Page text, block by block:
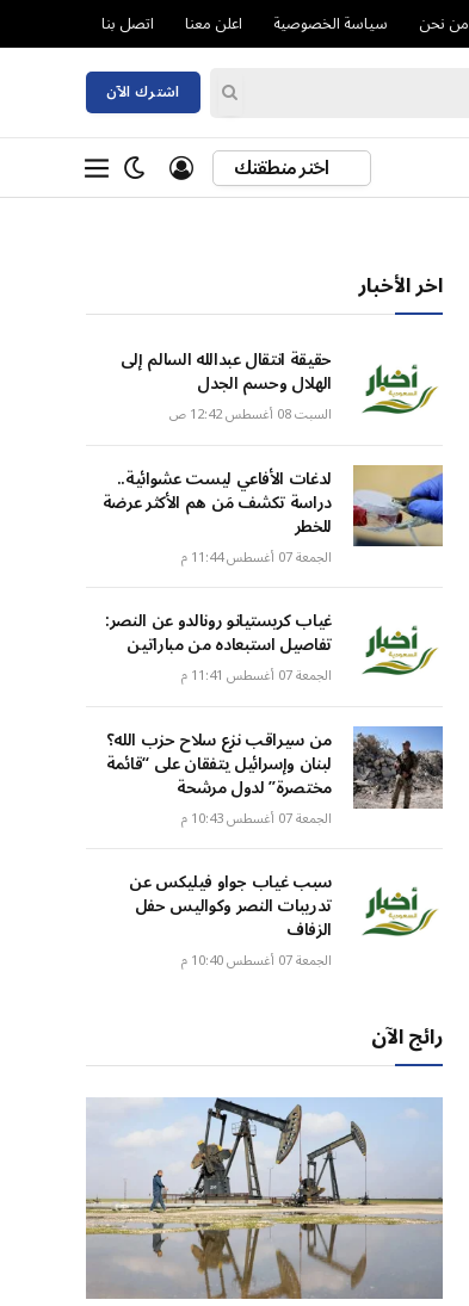
من نحن سياسة الخصوصية اعلن معنا اتصل بنا
اشترك الآن
اختر منطقتك
اخر الأخبار
حقيقة انتقال عبدالله السالم إلى
الهلال وحسم الجدل
السبت 08 أغسطس 12:42 ص
لدغات الأفاعي ليست عشوائية..
دراسة تكشف مَن هم الأكثر عرضة
للخطر
الجمعة 07 أغسطس 11:44 م
غياب كريستيانو رونالدو عن النصر:
تفاصيل استبعاده من مباراتين
الجمعة 07 أغسطس 11:41 م
من سيراقب نزع سلاح حزب الله؟
لبنان وإسرائيل يتفقان على “قائمة
مختصرة” لدول مرشحة
الجمعة 07 أغسطس 10:43 م
سبب غياب جواو فيليكس عن
تدريبات النصر وكواليس حفل
الزفاف
الجمعة 07 أغسطس 10:40 م
رائج الآن